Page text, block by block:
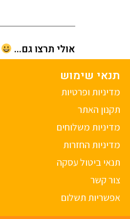
אולי תרצו גם...
תנאי שימוש
מדיניות ופרטיות
תקנון האתר
מדיניות משלוחים
מדיניות החזרות
תנאי ביטול עסקה
צור קשר
אפשריות תשלום